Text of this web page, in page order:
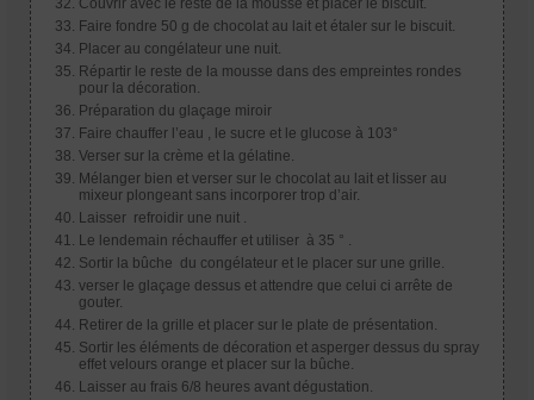
Couvrir avec le reste de la mousse et placer le biscuit.
Faire fondre 50 g de chocolat au lait et étaler sur le biscuit.
Placer au congélateur une nuit.
Répartir le reste de la mousse dans des empreintes rondes
pour la décoration.
Préparation du glaçage miroir
Faire chauffer l’eau , le sucre et le glucose à 103°
Verser sur la crème et la gélatine.
Mélanger bien et verser sur le chocolat au lait et lisser au
mixeur plongeant sans incorporer trop d’air.
Laisser refroidir une nuit .
Le lendemain réchauffer et utiliser à 35 ° .
Sortir la bûche du congélateur et le placer sur une grille.
verser le glaçage dessus et attendre que celui ci arrête de
gouter.
Retirer de la grille et placer sur le plate de présentation.
Sortir les éléments de décoration et asperger dessus du spray
effet velours orange et placer sur la bûche.
Laisser au frais 6/8 heures avant dégustation.